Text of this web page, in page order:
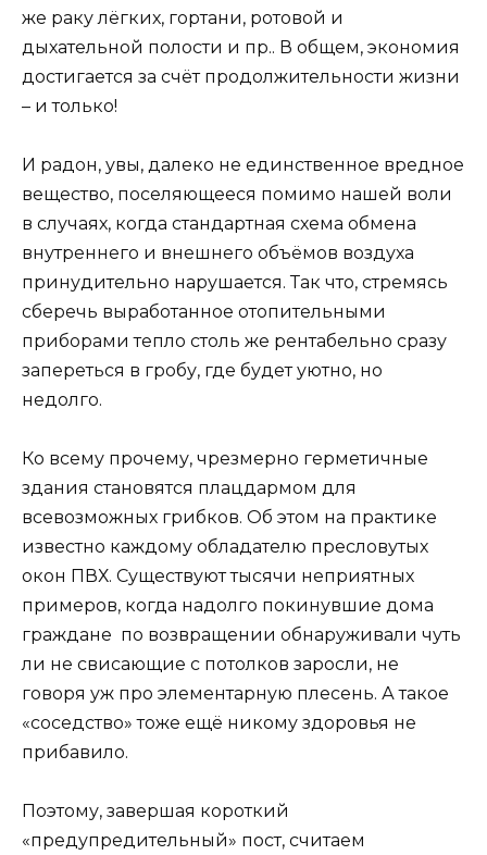
же раку лёгких, гортани, ротовой и
дыхательной полости и пр.. В общем, экономия
достигается за счёт продолжительности жизни
– и только!
И радон, увы, далеко не единственное вредное
вещество, поселяющееся помимо нашей воли
в случаях, когда стандартная схема обмена
внутреннего и внешнего объёмов воздуха
принудительно нарушается. Так что, стремясь
сберечь выработанное отопительными
приборами тепло столь же рентабельно сразу
запереться в гробу, где будет уютно, но
недолго.
Ко всему прочему, чрезмерно герметичные
здания становятся плацдармом для
всевозможных грибков. Об этом на практике
известно каждому обладателю пресловутых
окон ПВХ. Существуют тысячи неприятных
примеров, когда надолго покинувшие дома
граждане по возвращении обнаруживали чуть
ли не свисающие с потолков заросли, не
говоря уж про элементарную плесень. А такое
«соседство» тоже ещё никому здоровья не
прибавило.
Поэтому, завершая короткий
«предупредительный» пост, считаем